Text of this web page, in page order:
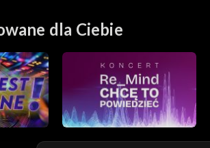
dla Ciebie